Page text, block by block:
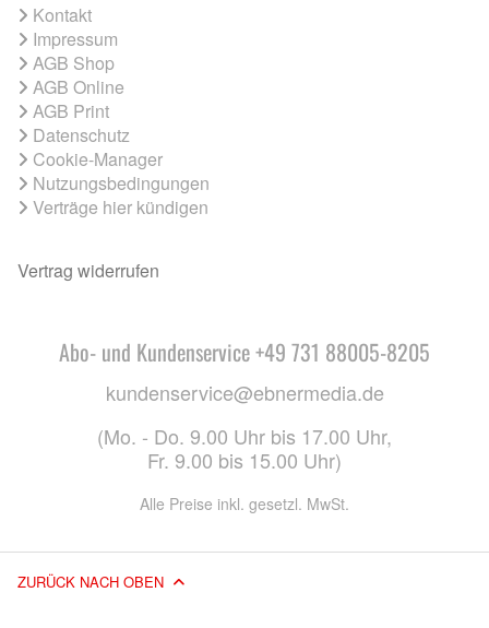
Kontakt
Impressum
AGB Shop
AGB Online
AGB Print
Datenschutz
Cookie-Manager
Nutzungsbedingungen
Verträge hier kündigen
Vertrag widerrufen
Abo- und Kundenservice +49 731 88005-8205
kundenservice@ebnermedia.de
(Mo. - Do. 9.00 Uhr bis 17.00 Uhr,
Fr. 9.00 bis 15.00 Uhr)
Alle Preise inkl. gesetzl. MwSt.
ZURÜCK NACH OBEN